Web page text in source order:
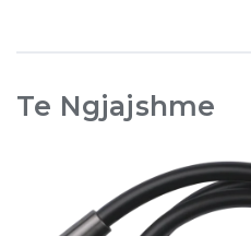
Te Ngjajshme